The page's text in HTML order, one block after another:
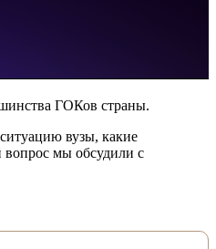
ГОКов страны.
вузы, какие
вопрос мы обсудили с